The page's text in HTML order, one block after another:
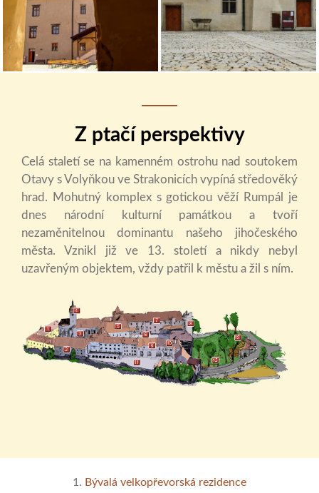
Z ptačí perspektivy
Celá staletí se na kamenném ostrohu nad soutokem
Otavy s Volyňkou ve Strakonicích vypíná středověký
hrad. Mohutný komplex s gotickou věží Rumpál je
dnes národní kulturní památkou a tvoří
nezaměnitelnou dominantu našeho jihočeského
města. Vznikl již ve 13. století a nikdy nebyl
uzavřeným objektem, vždy patřil k městu a žil s ním.
1. Bývalá velkopřevorská rezidence